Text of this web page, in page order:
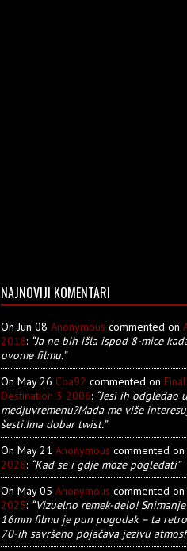
NAJNOVIJI KOMENTARI
On Jun 08 Anonymous commented on
2018: “Ja ne bih išla ispod 8-mice
ovome filmu.”
On May 26 Coa92 commented on Final
Destination 3 2006: “Jesi ih odgledao u
medjuvremenu?Mada me više
šesti.Ima dobar twist.”
On May 21 Anonymous commented on
2026: “Kad se i gdje moze pogledati”
On May 05 Anonymous commented on
2025: “Vizuelno remek-delo!
16mm filmu je pun pogodak – ta
70-ih savršeno pojačava jezivu